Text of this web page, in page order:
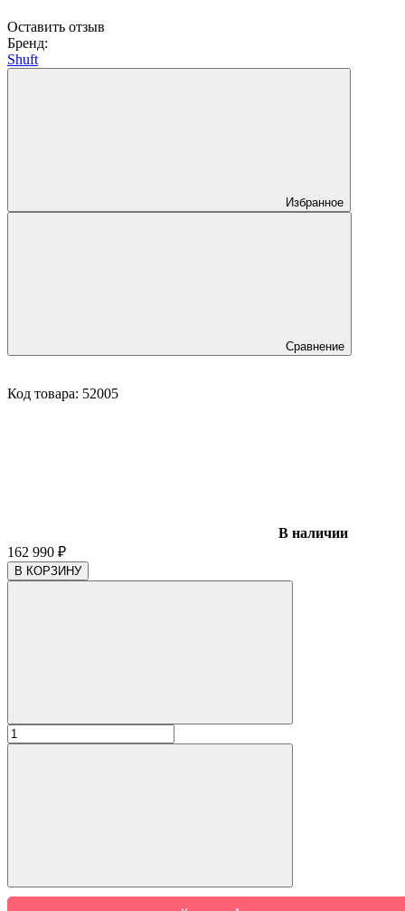
Оставить отзыв
Бренд:
Shuft
Избранное
Сравнение
Код товара: 52005
В наличии
162 990 ₽
В КОРЗИНУ